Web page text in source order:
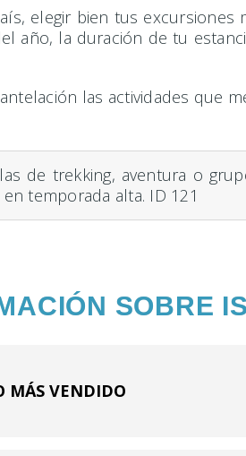
elegir bien tus excursiones
año, la duración de tu
las actividades que
de trekking, aventura o
temporada alta. ID 121
SOBRE
MÁS VENDIDO